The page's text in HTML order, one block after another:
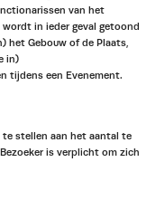
van het
in ieder geval getoond
het Gebouw of de Plaats,
in)
tijdens een Evenement.
stellen aan het aantal te
is verplicht om zich